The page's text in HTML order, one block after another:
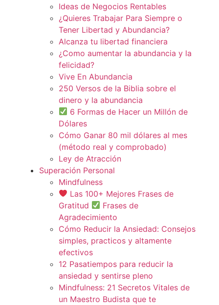
Ideas de Negocios Rentables
¿Quieres Trabajar Para Siempre o
Tener Libertad y Abundancia?
Alcanza tu libertad financiera
¿Como aumentar la abundancia y la
felicidad?
Vive En Abundancia
250 Versos de la Biblia sobre el
dinero y la abundancia
6 Formas de Hacer un Millón de
Dólares
Cómo Ganar 80 mil dólares al mes
(método real y comprobado)
Ley de Atracción
Superación Personal
Mindfulness
Las 100+ Mejores Frases de
Gratitud
Frases de
Agradecimiento
Cómo Reducir la Ansiedad: Consejos
simples, practicos y altamente
efectivos
12 Pasatiempos para reducir la
ansiedad y sentirse pleno
Mindfulness: 21 Secretos Vitales de
un Maestro Budista que te